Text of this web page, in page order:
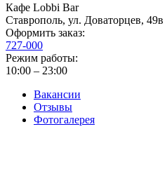
Кафе Lobbi Bar
Ставрополь, ул. Доваторцев, 49в
Оформить заказ:
727-000
Режим работы:
10:00 – 23:00
Вакансии
Отзывы
Фотогалерея